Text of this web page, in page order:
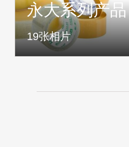
永大系列产品
19张相片